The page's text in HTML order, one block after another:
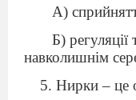
А)
Б)
навколишнім
5. Нирки – це